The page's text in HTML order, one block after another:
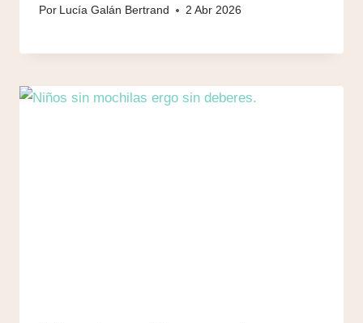
Por Lucía Galán Bertrand 2 Abr 2026